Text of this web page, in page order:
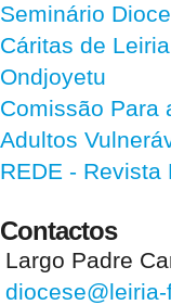
Seminário
Cáritas de Leiria
Ondjoyetu
Comissão Para
Adultos
REDE - Revista
Contactos
Largo Padre